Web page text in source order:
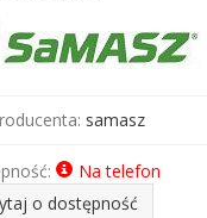
samasz
Na telefon
o dostępność